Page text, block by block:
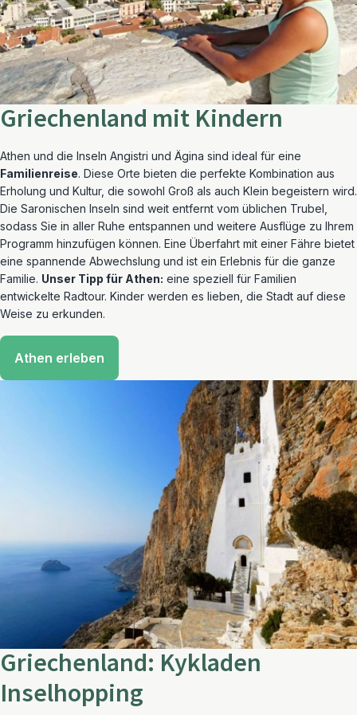
Griechenland mit Kindern
Athen und die Inseln Angistri und Ägina sind ideal für eine
Familienreise. Diese Orte bieten die perfekte Kombination aus
Erholung und Kultur, die sowohl Groß als auch Klein begeistern wird.
Die Saronischen Inseln sind weit entfernt vom üblichen Trubel,
sodass Sie in aller Ruhe entspannen und weitere Ausflüge zu Ihrem
Programm hinzufügen können. Eine Überfahrt mit einer Fähre bietet
eine spannende Abwechslung und ist ein Erlebnis für die ganze
Familie. Unser Tipp für Athen: eine speziell für Familien
entwickelte Radtour. Kinder werden es lieben, die Stadt auf diese
Weise zu erkunden.
Athen erleben
Griechenland: Kykladen
Inselhopping